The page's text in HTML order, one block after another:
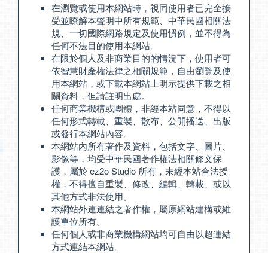
在瀏覽或使用本網站時，視同使用者已完全接
受並瞭解本聲明中所有規範、中華民國相關法
規、一切國際網路規定及使用慣例，並不得為
任何不法目的使用本網站。
在限於個人及非商業目的的情況下，使用者可
依智慧財產權法律之相關規範，自由瀏覽及使
用本網站，或下載本網站上明示提供下載之相
關資料，但請註明出處。
任何商業機構或團體，非經本站同意，不得以
任何形式轉載、重製、散布、公開播送、出版
或發行本網站內容。
本網站內所有著作及資料，包括文字、圖片、
影像等，均受中華民國著作權法相關條文保
護，屬於 ez2o Studio 所有，未經本站合法授
權，不得擅自重製、修改、編輯、轉載、或以
其他方式非法使用。
本網站外連連結之著作權，屬原網站建構或維
護單位所有。
任何個人或非商業機構網站均可自由以超連結
方式連結本網站。